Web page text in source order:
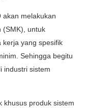
akan melakukan
(SMK), untuk
kerja yang spesifik
Sehingga begitu
industri sistem
khusus produk sistem